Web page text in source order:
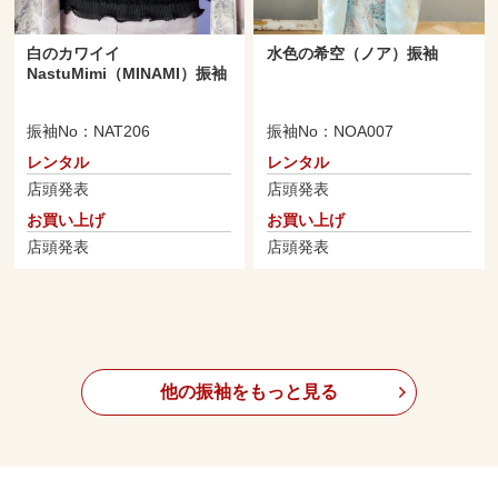
白のカワイイ
NastuMimi（MINAMI）振袖
振袖No：NAT206
レンタル
店頭発表
お買い上げ
店頭発表
水色の希空（ノア）振袖
振袖No：NOA007
レンタル
店頭発表
お買い上げ
店頭発表
他の振袖をもっと見る